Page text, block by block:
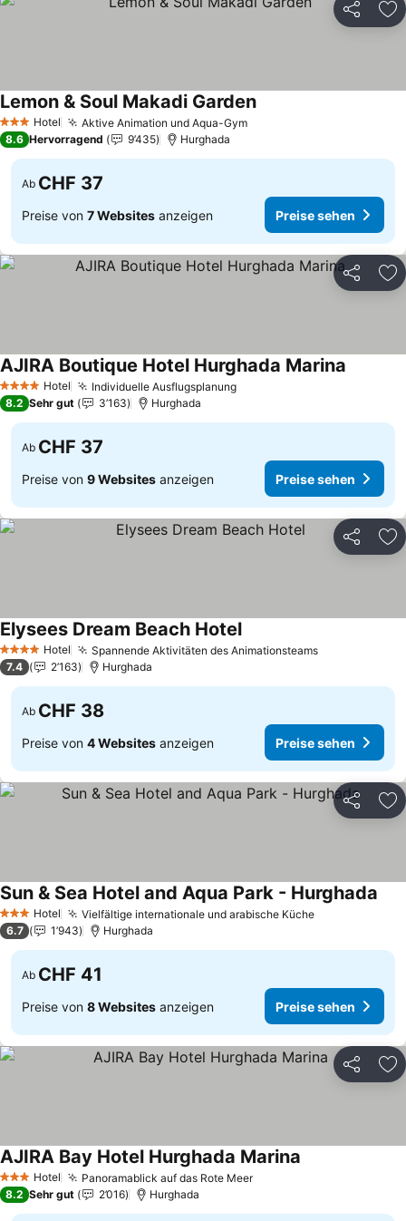
Teilen
3 SterneHotel Aktive Animation und Aqua-Gym
Lemon & Soul Makadi Garden
8.6 Hervorragend 9’435 Hurghada
Ab CHF 37
Preise von 7 Websites anzeigen Preise sehen
Teilen
4 Sterne Hotel Individuelle Ausflugsplanung
AJIRA Boutique Hotel Hurghada Marina
8.2 Sehr gut 3’163 Hurghada
Ab CHF 37
Preise von 9 Websites anzeigen Preise sehen
Teilen
4 Sterne Hotel Spannende Aktivitäten des Animationsteams
Elysees Dream Beach Hotel
7.4 2’163 Hurghada
Ab CHF 38
Preise von 4 Websites anzeigen Preise sehen
Teilen
3 SterneHotel Vielfältige internationale und arabische Küche
Sun & Sea Hotel and Aqua Park - Hurghada
6.7 1’943 Hurghada
Ab CHF 41
Preise von 8 Websites anzeigen Preise sehen
Teilen
3 SterneHotel Panoramablick auf das Rote Meer
AJIRA Bay Hotel Hurghada Marina
8.2 Sehr gut 2’016 Hurghada